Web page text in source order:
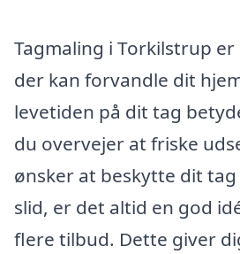
Tagmaling i Torkilstrup
der kan forvandle dit
levetiden på dit tag
du overvejer at friske
ønsker at beskytte dit
slid, er det altid en god
flere tilbud. Dette giver